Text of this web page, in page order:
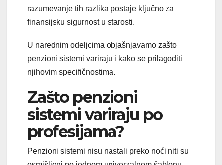
razumevanje tih razlika postaje ključno za
finansijsku sigurnost u starosti.
U narednim odeljcima objašnjavamo zašto
penzioni sistemi variraju i kako se prilagoditi
njihovim specifičnostima.
Zašto penzioni
sistemi variraju po
profesijama?
Penzioni sistemi nisu nastali preko noći niti su